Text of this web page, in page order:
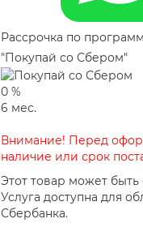
Рассрочка по
"Покупай со Сбером"
0 %
6 мес.
Внимание! Перед
наличие или срок
Этот товар может
Услуга доступна для
Сбербанка.